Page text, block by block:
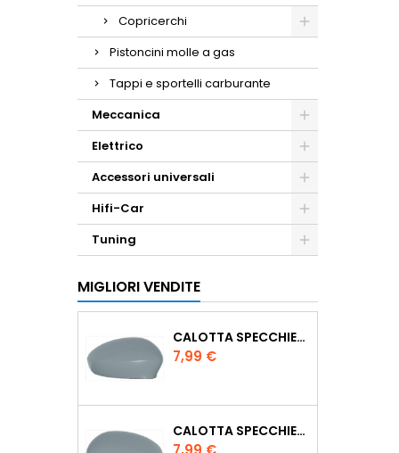
Copricerchi
Pistoncini molle a gas
Tappi e sportelli carburante
Meccanica
Elettrico
Accessori universali
Hifi-Car
Tuning
MIGLIORI VENDITE
CALOTTA SPECCHIETTO RETROVISORE VERNICIABILE PASSEGGERO DX
Prezzo
7,99 €
CALOTTA SPECCHIETTO RETROVISORE VERNICIABILE GUIDA SX
Prezzo